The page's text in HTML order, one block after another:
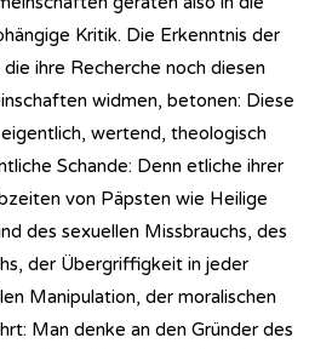
Kritik. Die Erkenntnis der
ihre Recherche noch diesen
widmen, betonen: Diese
wertend, theologisch
Schande: Denn etliche ihrer
von Päpsten wie Heilige
des sexuellen Missbrauchs, des
der Übergriffigkeit in jeder
Manipulation, der moralischen
Man denke an den Gründer des